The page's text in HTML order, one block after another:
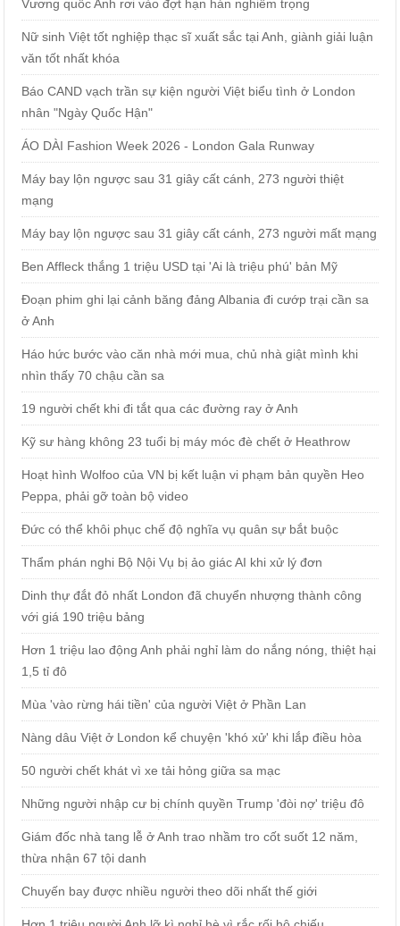
Vương quốc Anh rơi vào đợt hạn hán nghiêm trọng
Nữ sinh Việt tốt nghiệp thạc sĩ xuất sắc tại Anh, giành giải luận
văn tốt nhất khóa
Báo CAND vạch trần sự kiện người Việt biểu tình ở London
nhân "Ngày Quốc Hận"
ÁO DÀI Fashion Week 2026 - London Gala Runway
Máy bay lộn ngược sau 31 giây cất cánh, 273 người thiệt
mạng
Máy bay lộn ngược sau 31 giây cất cánh, 273 người mất mạng
Ben Affleck thắng 1 triệu USD tại 'Ai là triệu phú' bản Mỹ
Đoạn phim ghi lại cảnh băng đảng Albania đi cướp trại cần sa
ở Anh
Háo hức bước vào căn nhà mới mua, chủ nhà giật mình khi
nhìn thấy 70 chậu cần sa
19 người chết khi đi tắt qua các đường ray ở Anh
Kỹ sư hàng không 23 tuổi bị máy móc đè chết ở Heathrow
Hoạt hình Wolfoo của VN bị kết luận vi phạm bản quyền Heo
Peppa, phải gỡ toàn bộ video
Đức có thể khôi phục chế độ nghĩa vụ quân sự bắt buộc
Thẩm phán nghi Bộ Nội Vụ bị ảo giác AI khi xử lý đơn
Dinh thự đắt đỏ nhất London đã chuyển nhượng thành công
với giá 190 triệu bảng
Hơn 1 triệu lao động Anh phải nghỉ làm do nắng nóng, thiệt hại
1,5 tỉ đô
Mùa 'vào rừng hái tiền' của người Việt ở Phần Lan
Nàng dâu Việt ở London kể chuyện 'khó xử' khi lắp điều hòa
50 người chết khát vì xe tải hỏng giữa sa mạc
Những người nhập cư bị chính quyền Trump 'đòi nợ' triệu đô
Giám đốc nhà tang lễ ở Anh trao nhầm tro cốt suốt 12 năm,
thừa nhận 67 tội danh
Chuyến bay được nhiều người theo dõi nhất thế giới